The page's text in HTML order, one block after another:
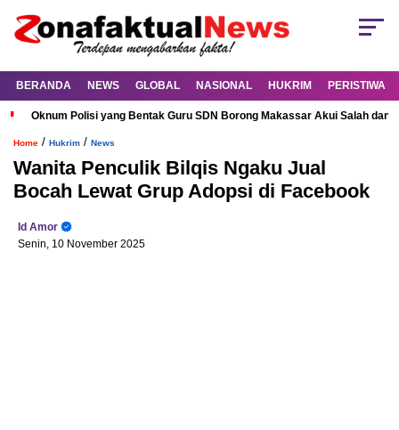
BERANDA NEWS GLOBAL NASIONAL HUKRIM PERISTIWA
Oknum Polisi yang Bentak Guru SDN Borong Makassar Akui Salah dan
Home / Hukrim / News
Wanita Penculik Bilqis Ngaku Jual
Bocah Lewat Grup Adopsi di Facebook
Id Amor
Senin, 10 November 2025